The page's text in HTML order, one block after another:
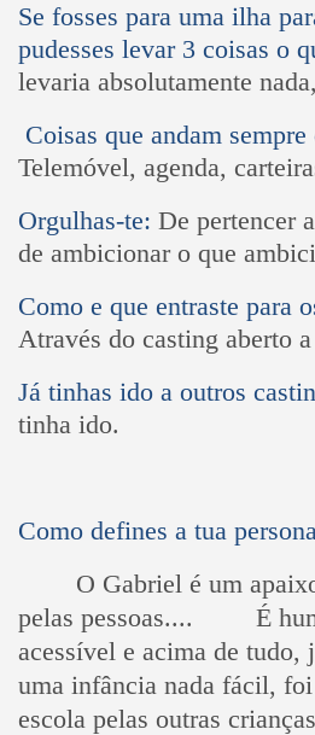
Se fosses para uma ilha
pudesses levar 3 coisas o
levaria absolutamente
Coisas que andam
Telemóvel, agenda,
Orgulhas-te: De pertencer
de ambicionar o que
Como e que entraste para
Através do casting aberto
Já tinhas ido a outros
tinha ido.
Como defines a tua
O Gabriel é um
pelas pessoas....
É
acessível e acima de tudo,
uma infância nada fácil,
escola pelas outras